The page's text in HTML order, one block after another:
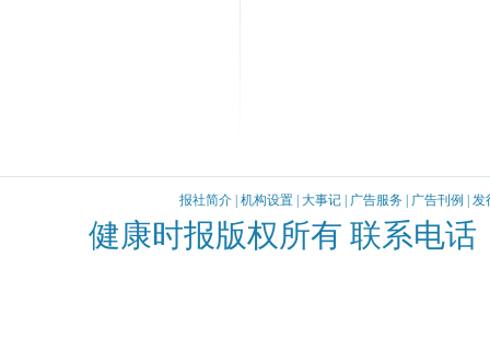
报社简介 机构设置 大事记 广告服务 广告刊例 发
健康时报版权所有 联系电话